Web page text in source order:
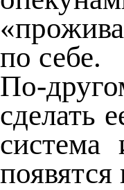
по себе.
По-
сделать
система